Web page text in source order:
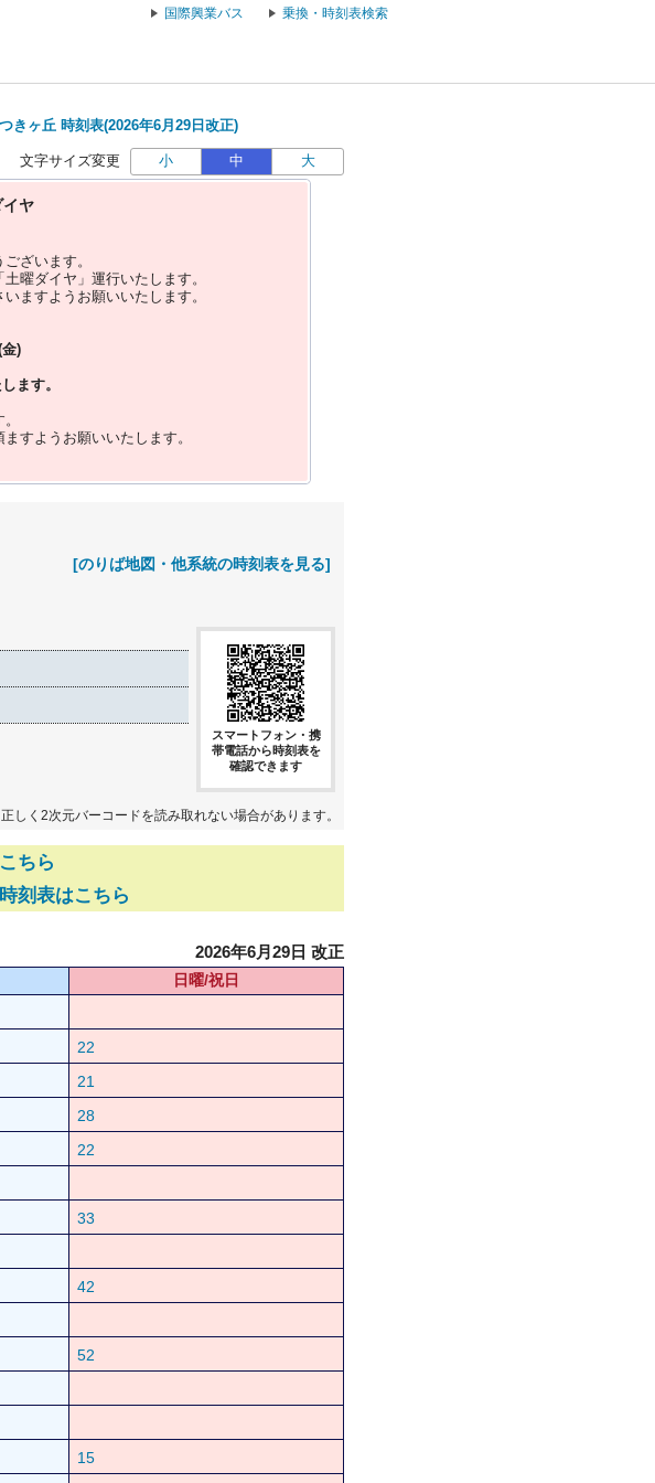
国際興業バス 乗換・時刻表検索
きヶ丘 時刻表(2026年6月29日改正)
文字サイズ変更 小 中 大
ヤ
ざいます。
曜ダイヤ」運行いたします。
ますようお願いいたします。
)
ます。
すようお願いいたします。
[のりば地図・他系統の時刻表を見る]
スマートフォン・携
帯電話から時刻表を
確認できます
しく2次元バーコードを読み取れない場合があります。
ちら
刻表はこちら
2026年6月29日 改正
日曜/祝日
22
21
28
22
33
42
52
15